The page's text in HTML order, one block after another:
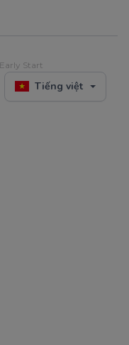
Start
Tiếng việt